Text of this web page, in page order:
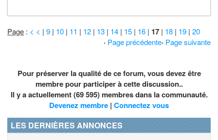
Page : < < | 9 | 10 | 11 | 12 | 13 | 14 | 15 | 16 | 17 | 18 | 19 | 20
· Page précédente· Page suivante
Pour préserver la qualité de ce forum, vous devez être
membre pour participer à cette discussion..
Il y a actuellement (69 595) membres dans la communauté.
Devenez membre | Connectez vous
LES DERNIÈRES ANNONCES